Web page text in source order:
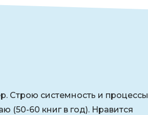
Строю системность и процессы
(50-60 книг в год). Нравится